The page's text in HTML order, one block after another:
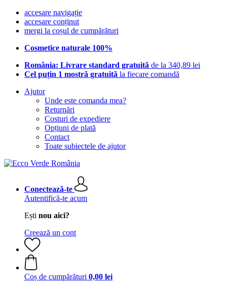
accesare navigație
accesare conținut
mergi la coșul de cumpărături
Cosmetice naturale 100%
România: Livrare standard gratuită de la 340,89 lei
Cel puțin 1 mostră gratuită la fiecare comandă
Ajutor
Unde este comanda mea?
Returnări
Costuri de expediere
Opțiuni de plată
Contact
Toate subiectele de ajutor
Conectează-te
Autentifică-te acum
Ești nou aici?
Creează un cont
Coș de cumpărături 0,00 lei